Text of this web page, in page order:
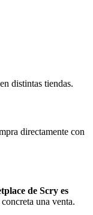
distintas tiendas.
directamente con
de Scry es
una venta.